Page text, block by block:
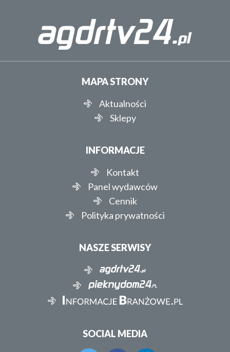
MAPA STRONY
Aktualności
Sklepy
INFORMACJE
Kontakt
Panel wydawców
Cennik
Polityka prywatności
NASZE SERWISY
SOCIAL MEDIA